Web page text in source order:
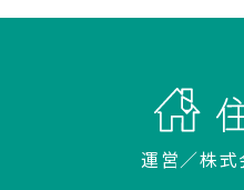
運営／株式